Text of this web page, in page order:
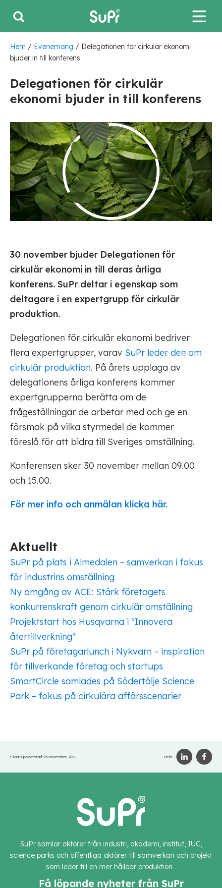
Hem / Evenemang / Delegationen för cirkulär ekonomi
bjuder in till konferens
Delegationen för cirkulär
ekonomi bjuder in till konferens
30 november bjuder Delegationen för
cirkulär ekonomi in till deras årliga
konferens. SuPr deltar i egenskap som
deltagare i en expertgrupp för cirkulär
produktion.
Delegationen för cirkulär ekonomi bedriver
flera expertgrupper, varav SuPr leder den om
cirkulär produktion. På årets upplaga av
delegationens årliga konferens kommer
expertgrupperna berätta om de
frågeställningar de arbetar med och ge en
försmak på vilka styrmedel de kommer
föreslå för att bidra till Sveriges omställning.
Konferensen sker 30 november mellan 09.00
och 15.00.
För mer info och anmälan klicka här.
Aktuellt
SuPr på plats i Almedalen – samverkan i fokus
för industrins omställning
Ny omgång av ACE: Stärk företagets
konkurrenskraft genom cirkulär omställning
Projektstart hos Husqvarna i "Innovera
återtillverkning"
SuPr på företagarlunch i Nykvarn – inspiration
för tillverkande företag och startups
SmartCircle samlades på Södertälje Science
Park – fokus på cirkulära affärsscenarier
Sidan uppdaterad: 23 november, 2021 Dela:
SuPr samlar aktörer från industri, akademi, institut, IUC,
science parks och offentliga aktörer till samverkan och projekt
som leder till en mer hållbar produktion.
Få löpande nyheter från SuPr